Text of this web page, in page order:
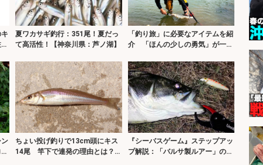
夏ワカサギ釣行：351尾！夏だっ
て高活性！【神奈川県：芦ノ湖】
「釣り旅」に必要なアイテムを紹
介 「ほんの少しの勇気」が一番
ちょい投げ釣りで13cm頭にキス
14尾 竿下で連発の理由とは？
『シーバスゲーム』ステップアッ
プ解説：「バルサ製ルアー」の長